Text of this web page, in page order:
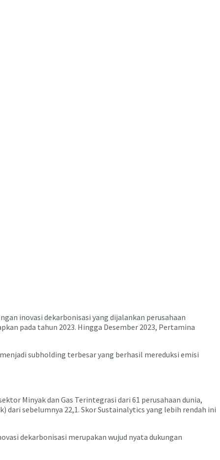
inovasi dekarbonisasi yang dijalankan perusahaan
pada tahun 2023. Hingga Desember 2023, Pertamina
subholding terbesar yang berhasil mereduksi emisi
Minyak dan Gas Terintegrasi dari 61 perusahaan dunia,
dari sebelumnya 22,1. Skor Sustainalytics yang lebih rendah ini
dekarbonisasi merupakan wujud nyata dukungan